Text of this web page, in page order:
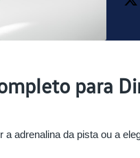
para
adrenalina da pista ou a